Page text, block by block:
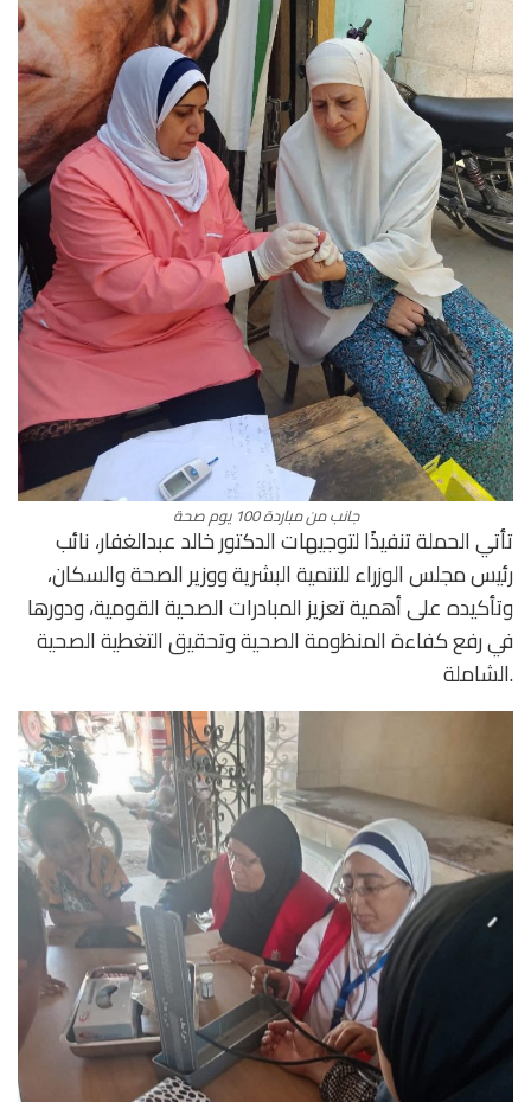
جانب من مباردة 100 يوم صحة
تأتي الحملة تنفيذًا لتوجيهات الدكتور خالد عبدالغفار، نائب
رئيس مجلس الوزراء للتنمية البشرية ووزير الصحة والسكان،
وتأكيده على أهمية تعزيز المبادرات الصحية القومية، ودورها
في رفع كفاءة المنظومة الصحية وتحقيق التغطية الصحية
الشاملة.